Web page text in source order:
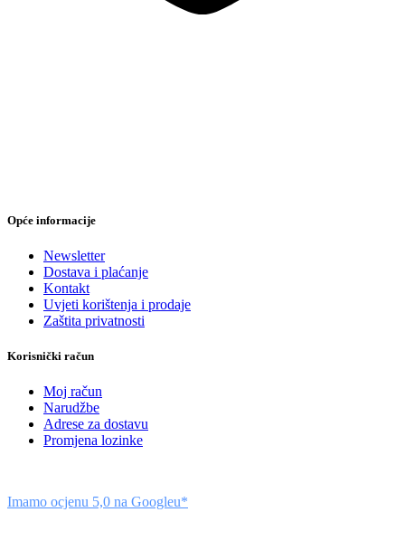
Opće informacije
Newsletter
Dostava i plaćanje
Kontakt
Uvjeti korištenja i prodaje
Zaštita privatnosti
Korisnički račun
Moj račun
Narudžbe
Adrese za dostavu
Promjena lozinke
Imamo ocjenu 5,0 na Googleu*